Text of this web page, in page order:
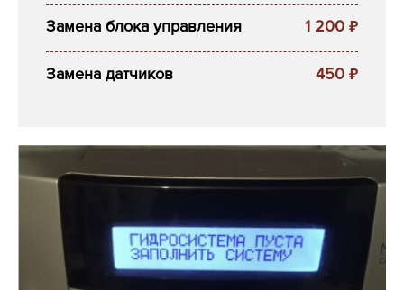
Замена блока управления 1 200 ₽
Замена датчиков 450 ₽